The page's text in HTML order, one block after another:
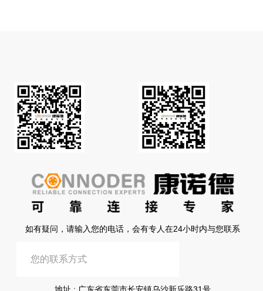
如有疑问，请输入您的电话，会有专人在24小时内与您联系